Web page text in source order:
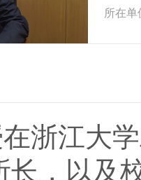
所在单
浙江大
长，以及